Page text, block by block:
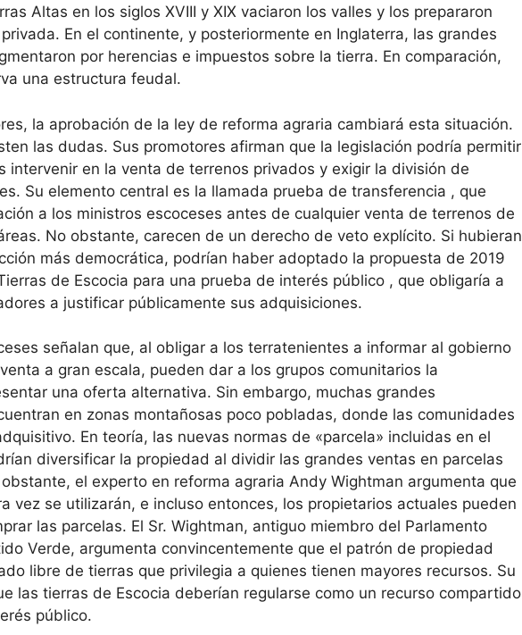
Altas en los siglos XVIII y XIX vaciaron los valles y los prepararon
En el continente, y posteriormente en Inglaterra, las grandes
por herencias e impuestos sobre la tierra. En comparación,
una estructura feudal.
la aprobación de la ley de reforma agraria cambiará esta situación.
las dudas. Sus promotores afirman que la legislación podría permitir
intervenir en la venta de terrenos privados y exigir la división de
Su elemento central es la llamada prueba de transferencia , que
a los ministros escoceses antes de cualquier venta de terrenos de
No obstante, carecen de un derecho de veto explícito. Si hubieran
más democrática, podrían haber adoptado la propuesta de 2019
de Escocia para una prueba de interés público , que obligaría a
a justificar públicamente sus adquisiciones.
señalan que, al obligar a los terratenientes a informar al gobierno
a gran escala, pueden dar a los grupos comunitarios la
una oferta alternativa. Sin embargo, muchas grandes
en zonas montañosas poco pobladas, donde las comunidades
En teoría, las nuevas normas de «parcela» incluidas en el
diversificar la propiedad al dividir las grandes ventas en parcelas
el experto en reforma agraria Andy Wightman argumenta que
vez se utilizarán, e incluso entonces, los propietarios actuales pueden
las parcelas. El Sr. Wightman, antiguo miembro del Parlamento
Verde, argumenta convincentemente que el patrón de propiedad
libre de tierras que privilegia a quienes tienen mayores recursos. Su
las tierras de Escocia deberían regularse como un recurso compartido
público.